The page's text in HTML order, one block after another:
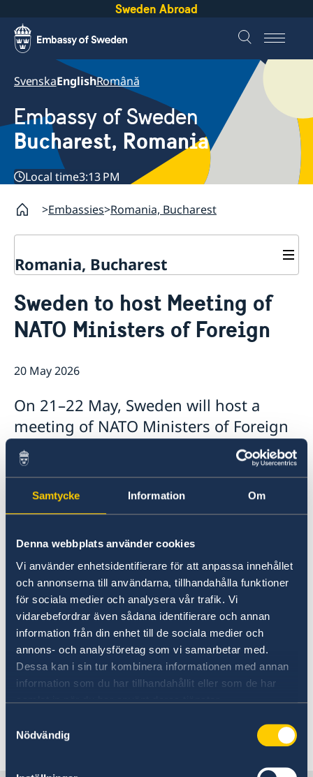
Samtycke Information Om
Denna webbplats använder cookies
Vi använder enhetsidentifierare för att anpassa innehållet
och annonserna till användarna, tillhandahålla funktioner
för sociala medier och analysera vår trafik. Vi
vidarebefordrar även sådana identifierare och annan
information från din enhet till de sociala medier och
annons- och analysföretag som vi samarbetar med.
Dessa kan i sin tur kombinera informationen med annan
information som du har tillhandahållit eller som de har
samlat in när du har använt deras tjänster.
Nödvändig
Sweden Abroad
SvenskaEnglishRomână
Embassy of Sweden
Bucharest, Romania
Local time3:13 PM
Embassies Romania, Bucharest
Romania, Bucharest
About us
Embassy staff
GDPR Data Protection Policy
Sweden to host Meeting of
NATO Ministers of Foreign
20 May 2026
On 21–22 May, Sweden will host a
meeting of NATO Ministers of Foreign
Affairs in Helsingborg.
This will be the first time that Sweden has
hosted a NATO meeting at ministerial level.
“Hosting a high-level meeting for the Alliance is
an active and constructive NATO Ally,” says
Minister for Foreign Affairs Maria Malmer
Stenergard.
For more information please see:
Meeting of NATO Ministers of Foreign Affairs in
Sweden - Government.se
Last updated 19 May 2026, 3.41 PM